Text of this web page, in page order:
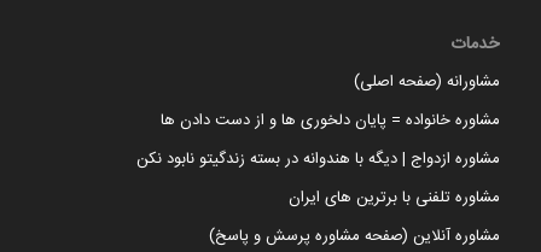
خدمات
مشاورانه (صفحه اصلی)
مشاوره خانواده = پایان دلخوری ها و از دست دادن ها
مشاوره ازدواج | دیگه با هندوانه در بسته زندگیتو نابود نکن
مشاوره تلفنی با برترین های ایران
مشاوره آنلاین (صفحه مشاوره پرسش و پاسخ)